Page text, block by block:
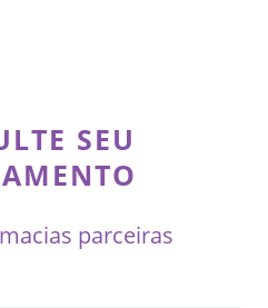
SEU
parceiras